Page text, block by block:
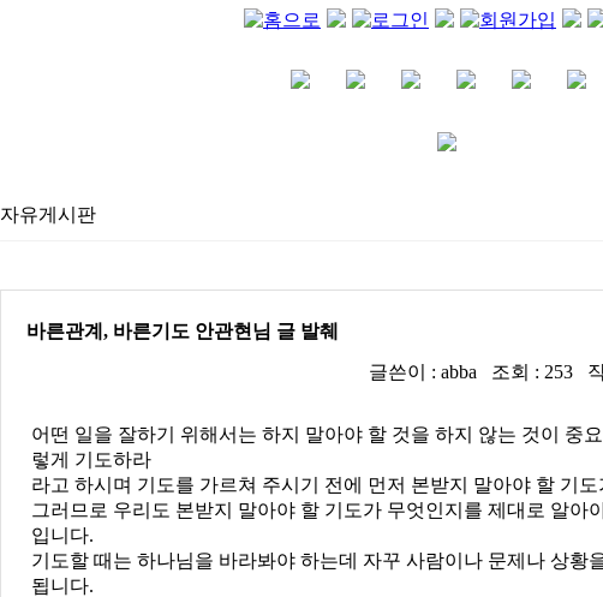
자유게시판
바른관계, 바른기도 안관현님 글 발췌
글쓴이 : abba 조회 : 253 작
어떤 일을 잘하기 위해서는 하지 말아야 할 것을 하지 않는 것이 중
렇게 기도하라
라고 하시며 기도를 가르쳐 주시기 전에 먼저 본받지 말아야 할 기
그러므로 우리도 본받지 말아야 할 기도가 무엇인지를 제대로 알아
입니다.
기도할 때는 하나님을 바라봐야 하는데 자꾸 사람이나 문제나 상황
됩니다.